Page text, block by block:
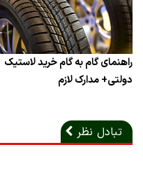
راهنمای گام به گام خرید لاستیک
دولتی+ مدارک لازم
تبادل نظر